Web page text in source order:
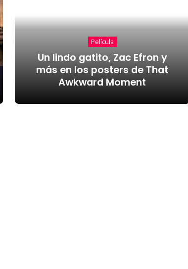
Película
Un lindo gatito, Zac Efron y
más en los posters de That
Awkward Moment